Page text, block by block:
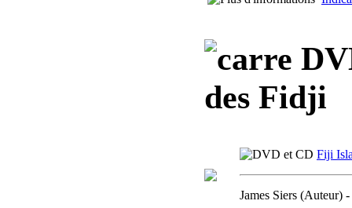
des Fidji
Fiji
James Siers (Auteur)